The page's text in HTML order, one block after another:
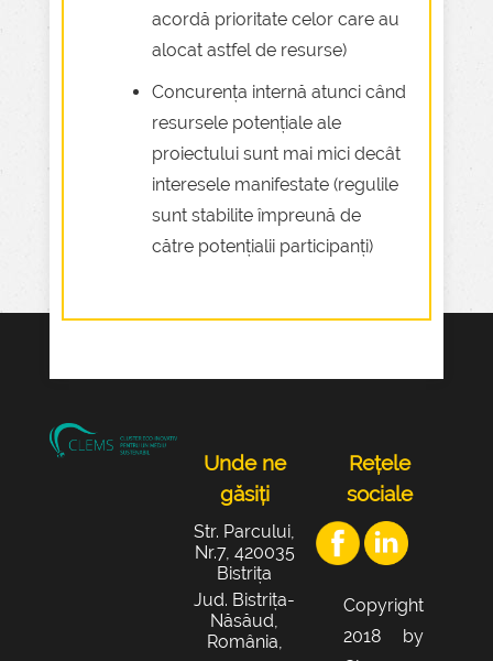
acordă prioritate celor care au
alocat astfel de resurse)
Concurența internă atunci când
resursele potențiale ale
proiectului sunt mai mici decât
interesele manifestate (regulile
sunt stabilite împreună de
către potențialii participanți)
Unde ne
găsiți
Str. Parcului,
Nr.7, 420035
Bistrița
Jud. Bistrița-
Năsăud,
România,
Rețele
sociale
Copyright
2018 by